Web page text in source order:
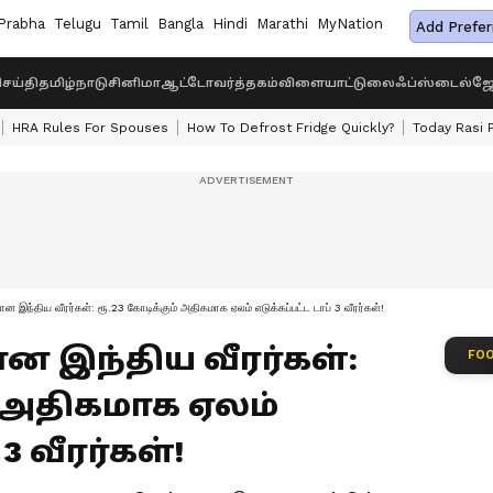
Telugu Tamil Bangla Hindi Marathi MyNation Add
தமிழ்நாடுசினிமாஆட்டோவர்த்தகம்விளையாட்டுலைஃப்ஸ்டைல்
HRA Rules For Spouses How To Defrost Fridge Quickly? Today Rasi
இந்திய வீரர்கள்: ரூ.23 கோடிக்கும் அதிகமாக ஏலம் எடுக்கப்பட்ட டாப் 3 வீரர்கள்!
இந்திய வீரர்கள்:
அதிகமாக ஏலம்
3 வீரர்கள்!